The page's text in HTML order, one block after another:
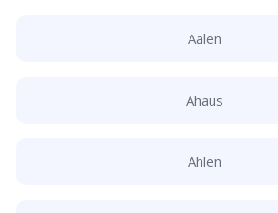
Aalen
Ahaus
Ahlen